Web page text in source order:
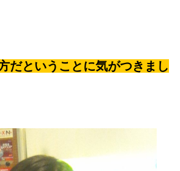
だということに気がつきまし